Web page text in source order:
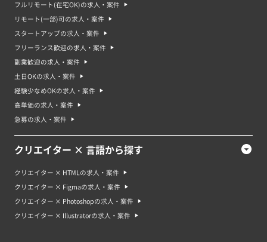
フルリモート(在宅OK)の求人・案件
リモート(一部)可の求人・案件
スタートアップの求人・案件
フリーランス歓迎の求人・案件
副業歓迎の求人・案件
土日OKの求人・案件
経験少なめOKの求人・案件
高単価の求人・案件
急募の求人・案件
クリエイター × 言語から探す
クリエイター × HTMLの求人・案件
クリエイター × Figmaの求人・案件
クリエイター × Photoshopの求人・案件
クリエイター × Illustratorの求人・案件